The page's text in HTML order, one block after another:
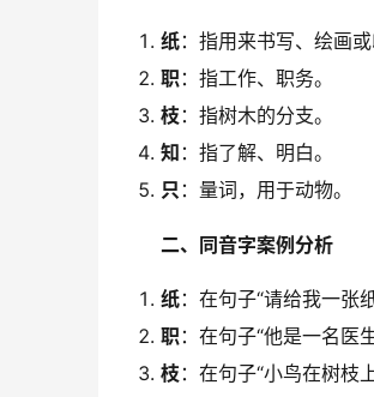
纸：指用来书写、绘画
职 ：指工作、职务。
枝 ：指树木的分支。
知 ：指了解、明白。
只 ：量词，用于动物。
二、同音字案例分析
纸：在句子“请给我一张
职 ：在句子“他是一名医
枝 ：在句子“小鸟在树枝